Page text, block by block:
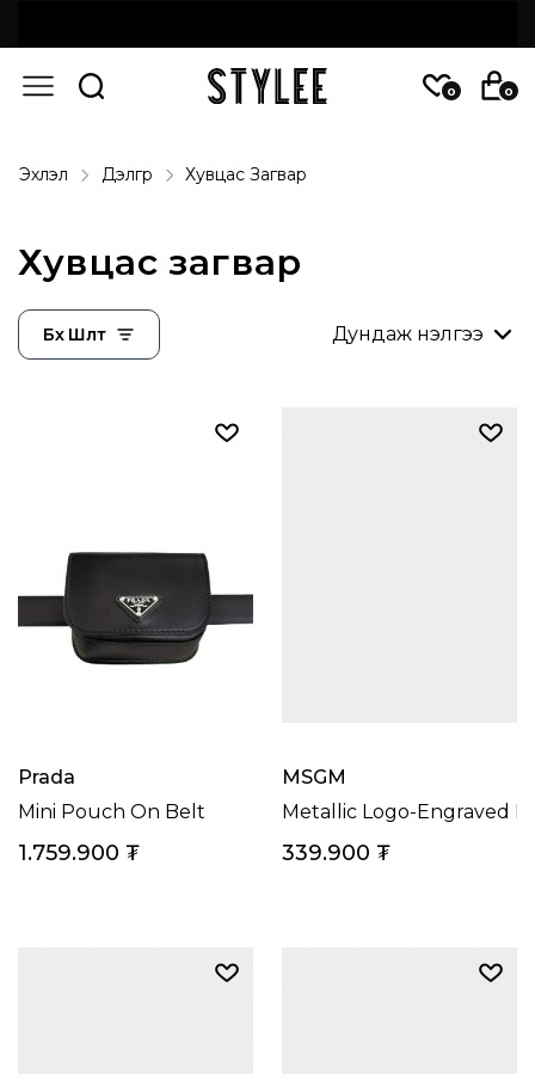
0 0
Эхлэл Дэлгүүр Хувцас Загвар
Хувцас загвар
Бүх Шүүлт
Prada
Mini Pouch On Belt
1.759.900 ₮
MSGM
Metallic Logo-Engraved
339.900 ₮